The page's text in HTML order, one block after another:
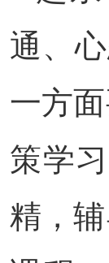
通、
一方
策学
精，